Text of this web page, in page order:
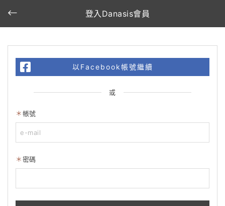
登入Danasis會員
以Facebook帳號繼續
或
帳號
密碼